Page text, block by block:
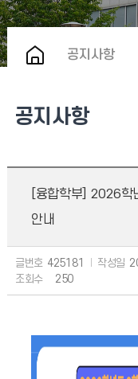
공지사항
공지사항
[융합학부] 2026학
안내
글번호 425181 작성일
조회수
250